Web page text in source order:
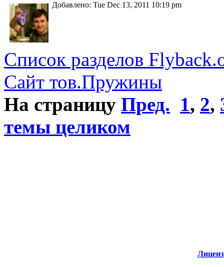
Добавлено: Tue Dec 13, 2011 10:19 pm
Список разделов
Сайт тов.Пружины
На страницу Пред. 1, 2,
темы целиком